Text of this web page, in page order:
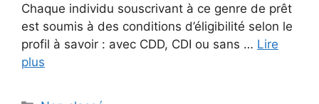
Chaque individu souscrivant à ce genre de prêt
est soumis à des conditions d’éligibilité selon le
profil à savoir : avec CDD, CDI ou sans … Lire
plus